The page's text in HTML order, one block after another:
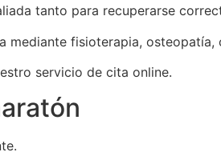
tanto para recuperarse
fisioterapia,
servicio de cita online.